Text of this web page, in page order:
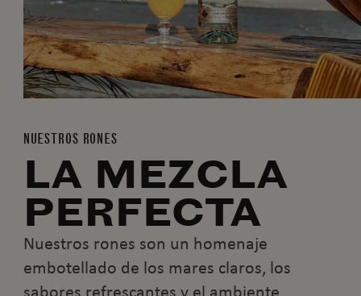
NUESTROS RONES
LA MEZCLA
PERFECTA
Nuestros rones son un homenaje
embotellado de los mares claros, los